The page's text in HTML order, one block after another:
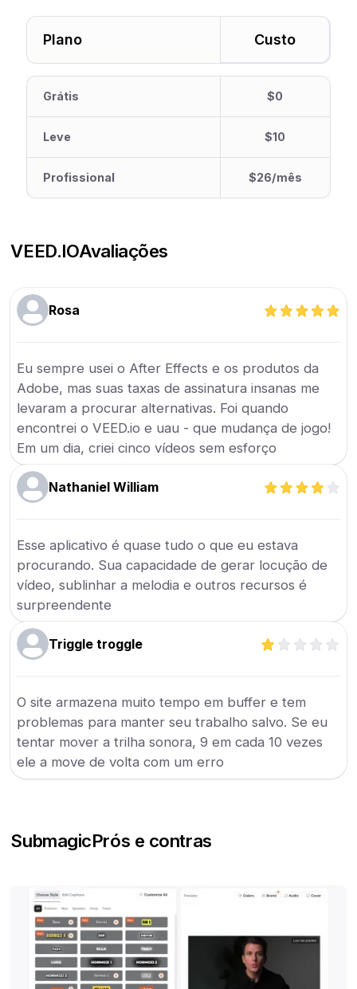
Plano Custo
Grátis $0
Leve $10
Profissional $26/mês
VEED.IOAvaliações
Rosa
Eu sempre usei o After Effects e os produtos da
Adobe, mas suas taxas de assinatura insanas me
levaram a procurar alternativas. Foi quando
encontrei o VEED.io e uau - que mudança de jogo!
Em um dia, criei cinco vídeos sem esforço
Nathaniel William
Esse aplicativo é quase tudo o que eu estava
procurando. Sua capacidade de gerar locução de
vídeo, sublinhar a melodia e outros recursos é
surpreendente
Triggle troggle
O site armazena muito tempo em buffer e tem
problemas para manter seu trabalho salvo. Se eu
tentar mover a trilha sonora, 9 em cada 10 vezes
ele a move de volta com um erro
SubmagicPrós e contras